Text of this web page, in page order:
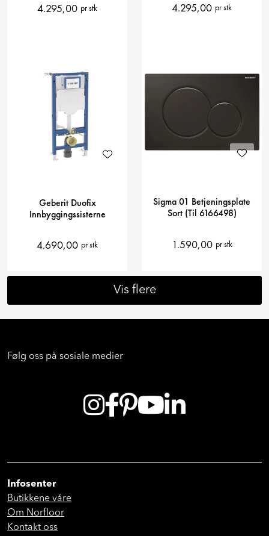
4.295,00 pr stk 4.295,00 pr stk
Geberit Duofix
Innbyggingssisterne
4.690,00 pr stk
Sigma 01 Betjeningsplate
Sort (Til 6166498)
1.590,00 pr stk
Vis flere
Følg oss på sosiale medier
Infosenter
Butikkene våre
Om Norfloor
Kontakt oss